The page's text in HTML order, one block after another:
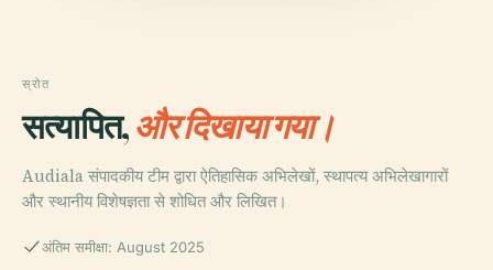
स्रोत
सत्यापित,और दिखाया गया।
Audiala संपादकीय टीम द्वारा ऐतिहासिक अभिलेखों, स्थापत्य अभिलेखागारों
और स्थानीय विशेषज्ञता से शोधित और लिखित।
अंतिम समीक्षा: August 2025